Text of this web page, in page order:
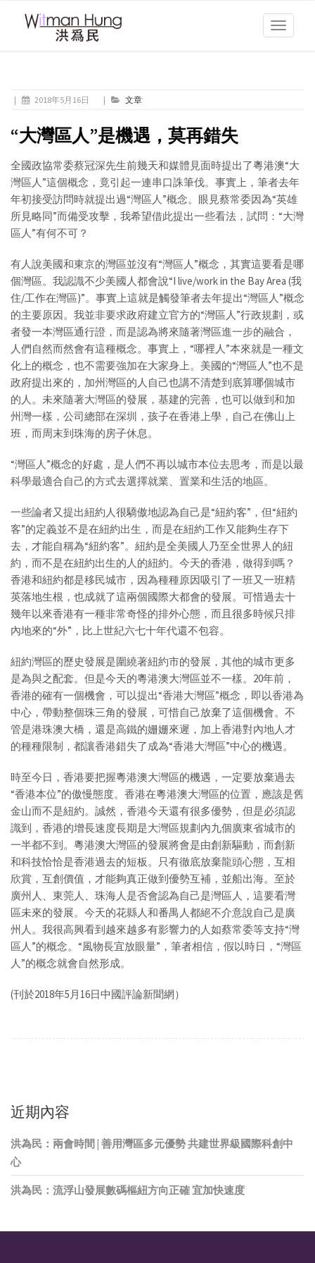
Toggle
| 2018年5月16日 | 文章
“大灣區人”是機遇，莫再錯失
全國政協常委蔡冠深先生前幾天和媒體見面時提出了粵港澳“大
灣區人”這個概念，竟引起一連串口誅筆伐。事實上，筆者去年
年初接受訪問時就提出過“灣區人”概念。眼見蔡常委因為“英雄
所見略同”而備受攻擊，我希望借此提出一些看法，試問：“大灣
區人”有何不可？
有人說美國和東京的灣區並沒有“灣區人”概念，其實這要看是哪
個灣區。我認識不少美國人都會說“I live/work in the Bay Area (我
住/工作在灣區)”。事實上這就是觸發筆者去年提出“灣區人”概念
的主要原因。我並非要求政府建立官方的“灣區人”行政規劃，或
者發一本灣區通行證，而是認為將來隨著灣區進一步的融合，
人們自然而然會有這種概念。事實上，“哪裡人”本來就是一種文
化上的概念，也不需要強加在大家身上。美國的“灣區人”也不是
政府提出來的，加州灣區的人自己也講不清楚到底算哪個城市
的人。未來隨著大灣區的發展，基建的完善，也可以做到和加
州灣一樣，公司總部在深圳，孩子在香港上學，自己在佛山上
班，而周末到珠海的房子休息。
“灣區人”概念的好處，是人們不再以城市本位去思考，而是以最
科學最適合自己的方式去選擇就業、置業和生活的地區。
一些論者又提出紐約人很驕傲地認為自己是“紐約客”，但“紐約
客”的定義並不是在紐約出生，而是在紐約工作又能夠生存下
去，才能自稱為“紐約客”。紐約是全美國人乃至全世界人的紐
約，而不是在紐約出生的人的紐約。今天的香港，做得到嗎？
香港和紐約都是移民城市，因為種種原因吸引了一班又一班精
英落地生根，也成就了這兩個國際大都會的發展。可惜過去十
幾年以來香港有一種非常奇怪的排外心態，而且很多時候只排
內地來的“外”，比上世紀六七十年代還不包容。
紐約灣區的歷史發展是圍繞著紐約市的發展，其他的城市更多
是為與之配套。但是今天的粵港澳大灣區並不一樣。20年前，
香港的確有一個機會，可以提出“香港大灣區”概念，即以香港為
中心，帶動整個珠三角的發展，可惜自己放棄了這個機會。不
管是港珠澳大橋，還是高鐵的姗姗來遲，加上香港對內地人才
的種種限制，都讓香港錯失了成為“香港大灣區”中心的機遇。
時至今日，香港要把握粵港澳大灣區的機遇，一定要放棄過去
“香港本位”的傲慢態度。香港在粵港澳大灣區的位置，應該是舊
金山而不是紐約。誠然，香港今天還有很多優勢，但是必須認
識到，香港的增長速度長期是大灣區規劃內九個廣東省城市的
一半都不到。粵港澳大灣區的發展將會是由創新驅動，而創新
和科技恰恰是香港過去的短板。只有徹底放棄龍頭心態，互相
欣賞，互創價值，才能夠真正做到優勢互補，並船出海。至於
廣州人、東莞人、珠海人是否會認為自己是灣區人，這要看灣
區未來的發展。今天的花縣人和番禺人都絕不介意說自己是廣
州人。我很高興看到越來越多有影響力的人如蔡常委等支持“灣
區人”的概念。“風物長宜放眼量”，筆者相信，假以時日，“灣區
人”的概念就會自然形成。
(刊於2018年5月16日中國評論新聞網）
近期內容
洪為民：兩會時間 | 善用灣區多元優勢 共建世界級國際科創中
心
洪為民：流浮山發展數碼樞紐方向正確 宜加快速度